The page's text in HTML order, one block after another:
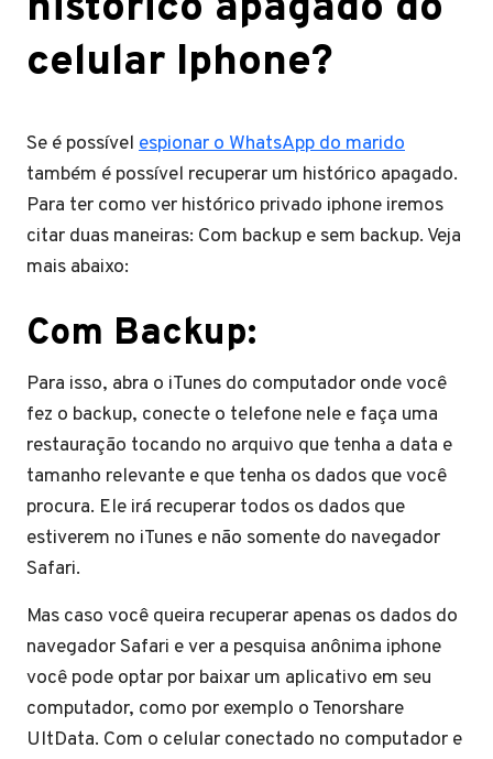
celular Iphone?
Se é possível espionar o WhatsApp do marido
também é possível recuperar um histórico apagado.
Para ter como ver histórico privado iphone iremos
citar duas maneiras: Com backup e sem backup. Veja
mais abaixo:
Com Backup:
Para isso, abra o iTunes do computador onde você
fez o backup, conecte o telefone nele e faça uma
restauração tocando no arquivo que tenha a data e
tamanho relevante e que tenha os dados que você
procura. Ele irá recuperar todos os dados que
estiverem no iTunes e não somente do navegador
Safari.
Mas caso você queira recuperar apenas os dados do
navegador Safari e ver a pesquisa anônima iphone
você pode optar por baixar um aplicativo em seu
computador, como por exemplo o Tenorshare
UltData. Com o celular conectado no computador e